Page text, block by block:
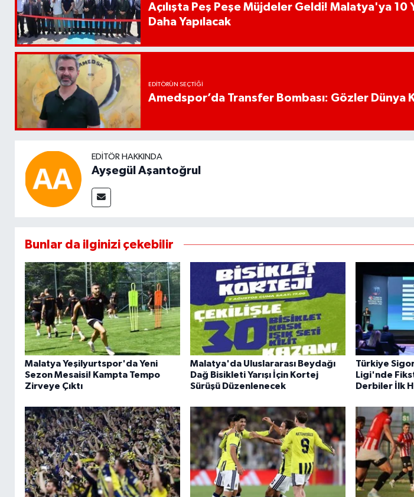
Açılışta Peş Peşe Müjdeler Geldi! Malatya'ya 10
Daha Yapılacak
EDITÖRÜN SEÇTIĞI
Amedspor’da Transfer Bombası: Gözler Dünya
EDITÖR HAKKINDA
Ayşegül Aşantoğrul
Bunlar da ilginizi çekebilir
Malatya Yeşilyurtspor'da Yeni
Sezon Mesaisi! Kampta Tempo
Zirveye Çıktı
Malatya'da Uluslararası Beydağı
Dağ Bisikleti Yarışı İçin Kortej
Sürüşü Düzenlenecek
Türkiye
Ligi'nde
Derbiler İlk